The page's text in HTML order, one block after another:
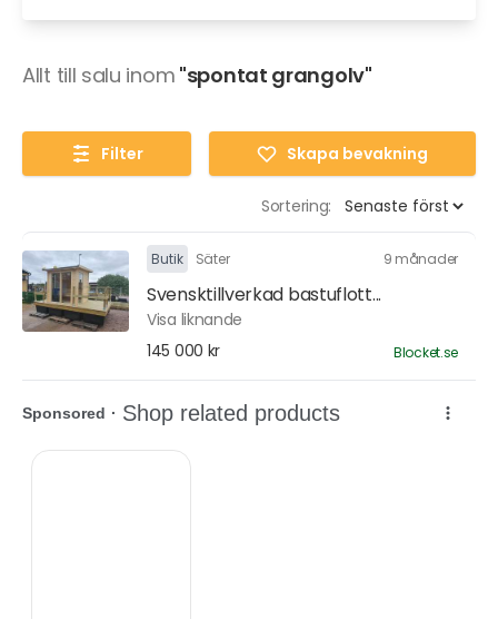
Allt till salu inom "spontat grangolv"
Filter Skapa bevakning
Sortering:
Butik Säter 9 månader
Svensktillverkad bastuflott...
Visa liknande
145 000 kr
Blocket.se